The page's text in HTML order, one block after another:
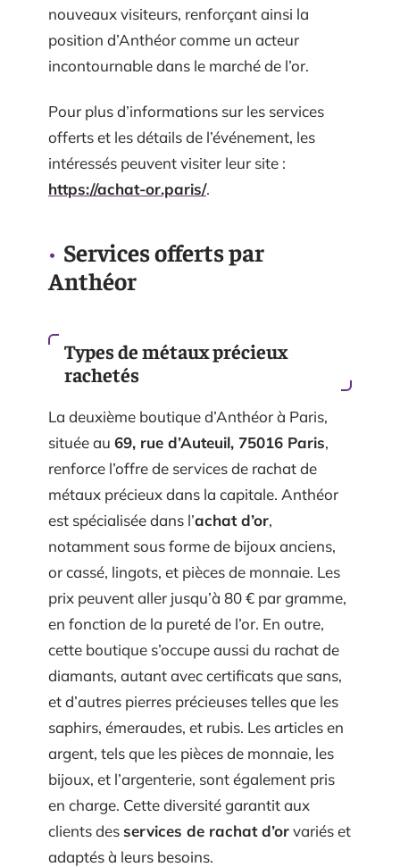
nouveaux visiteurs, renforçant ainsi la
position d’Anthéor comme un acteur
incontournable dans le marché de l’or.
Pour plus d’informations sur les services
offerts et les détails de l’événement, les
intéressés peuvent visiter leur site :
https://achat-or.paris/.
Services offerts par
Anthéor
Types de métaux précieux
rachetés
La deuxième boutique d’Anthéor à Paris,
située au 69, rue d’Auteuil, 75016 Paris,
renforce l’offre de services de rachat de
métaux précieux dans la capitale. Anthéor
est spécialisée dans l’achat d’or,
notamment sous forme de bijoux anciens,
or cassé, lingots, et pièces de monnaie. Les
prix peuvent aller jusqu’à 80 € par gramme,
en fonction de la pureté de l’or. En outre,
cette boutique s’occupe aussi du rachat de
diamants, autant avec certificats que sans,
et d’autres pierres précieuses telles que les
saphirs, émeraudes, et rubis. Les articles en
argent, tels que les pièces de monnaie, les
bijoux, et l’argenterie, sont également pris
en charge. Cette diversité garantit aux
clients desservices de rachat d’orvariés et
adaptés à leurs besoins.